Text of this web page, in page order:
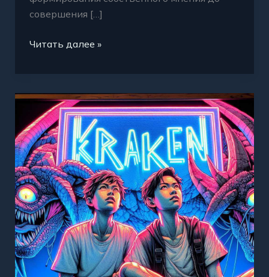
совершения […]
Читать далее »
Что
покупатели
говорят
о
Кракен
даркнет